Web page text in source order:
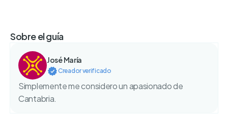
Sobre el guía
José María
Creador verificado
Simplemente me considero un apasionado de
Cantabria.